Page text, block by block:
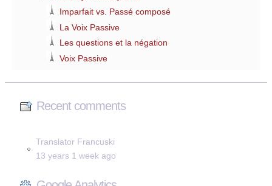
Imparfait vs. Passé composé
La Voix Passive
Les questions et la négation
Voix Passive
Recent comments
Translator Francuski
13 years 1 week ago